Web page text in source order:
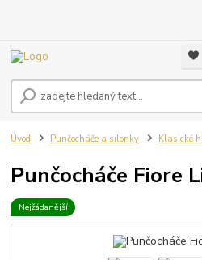
Úvod Punčocháče a silonky Klasické
Punčocháče Fiore
Nejžádanější